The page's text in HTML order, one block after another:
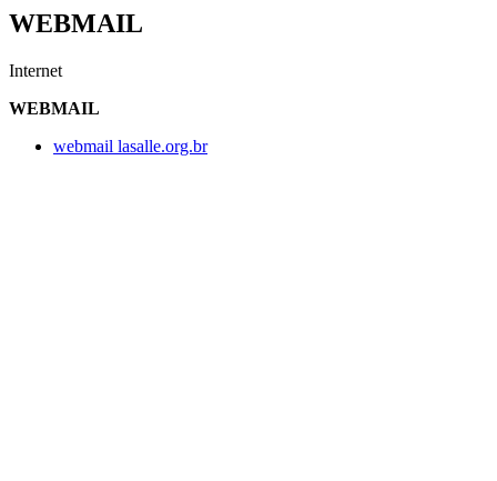
WEBMAIL
Internet
WEBMAIL
webmail lasalle.org.br